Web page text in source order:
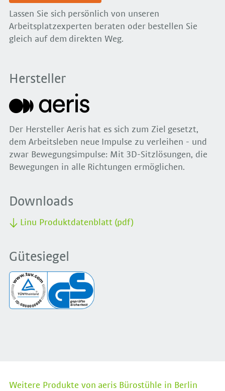
Lassen Sie sich persönlich von unseren
Arbeitsplatzexperten beraten oder bestellen Sie
gleich auf dem direkten Weg.
Hersteller
Der Hersteller Aeris hat es sich zum Ziel gesetzt,
dem Arbeitsleben neue Impulse zu verleihen - und
zwar Bewegungsimpulse: Mit 3D-Sitzlösungen, die
Bewegungen in alle Richtungen ermöglichen.
Downloads
Linu Produktdatenblatt (pdf)
Gütesiegel
Weitere Produkte von aeris Bürostühle in Berlin